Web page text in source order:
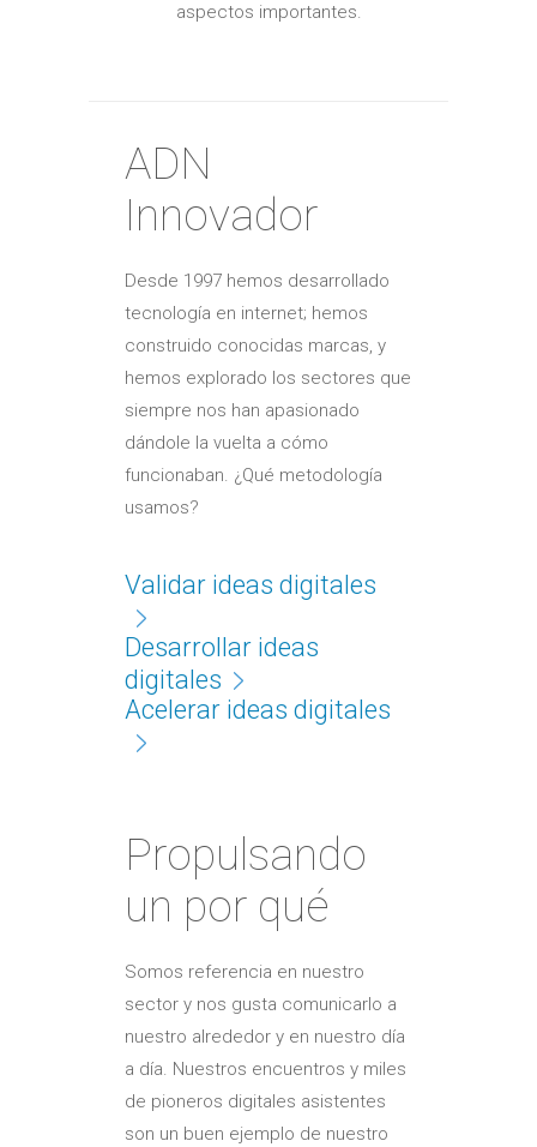
aspectos importantes.
ADN
Innovador
Desde 1997 hemos desarrollado
tecnología en internet; hemos
construido conocidas marcas, y
hemos explorado los sectores que
siempre nos han apasionado
dándole la vuelta a cómo
funcionaban. ¿Qué metodología
usamos?
Validar ideas digitales
Desarrollar ideas
digitales
Acelerar ideas digitales
Propulsando
un por qué
Somos referencia en nuestro
sector y nos gusta comunicarlo a
nuestro alrededor y en nuestro día
a día. Nuestros encuentros y miles
de pioneros digitales asistentes
son un buen ejemplo de nuestro